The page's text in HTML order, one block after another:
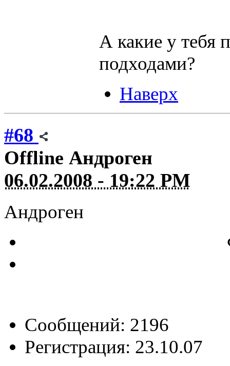
А какие у тебя
подходами?
Наверх
#68
Offline Андроген
06.02.2008 - 19:22 PM
Андроген
Сообщений: 2196
Регистрация: 23.10.07